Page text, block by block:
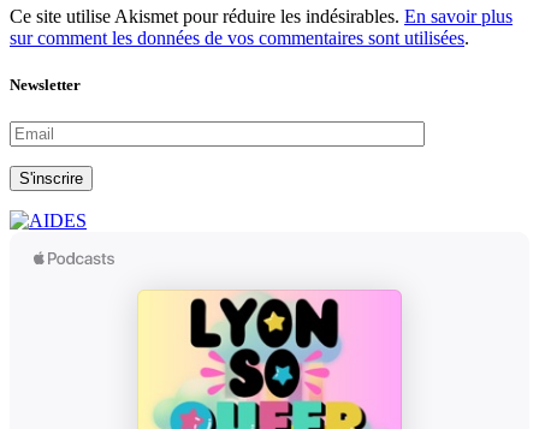
Ce site utilise Akismet pour réduire les indésirables. En savoir plus
sur comment les données de vos commentaires sont utilisées.
Newsletter
S'inscrire